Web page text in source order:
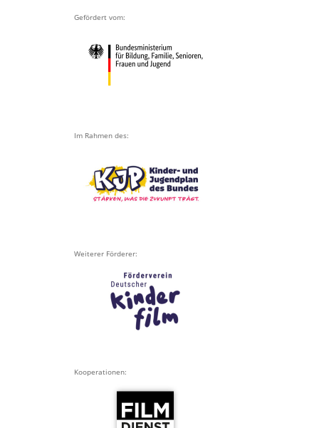
Gefördert vom:
Im Rahmen des:
Weiterer Förderer:
Kooperationen: